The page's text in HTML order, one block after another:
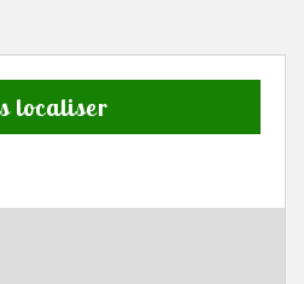
localiser